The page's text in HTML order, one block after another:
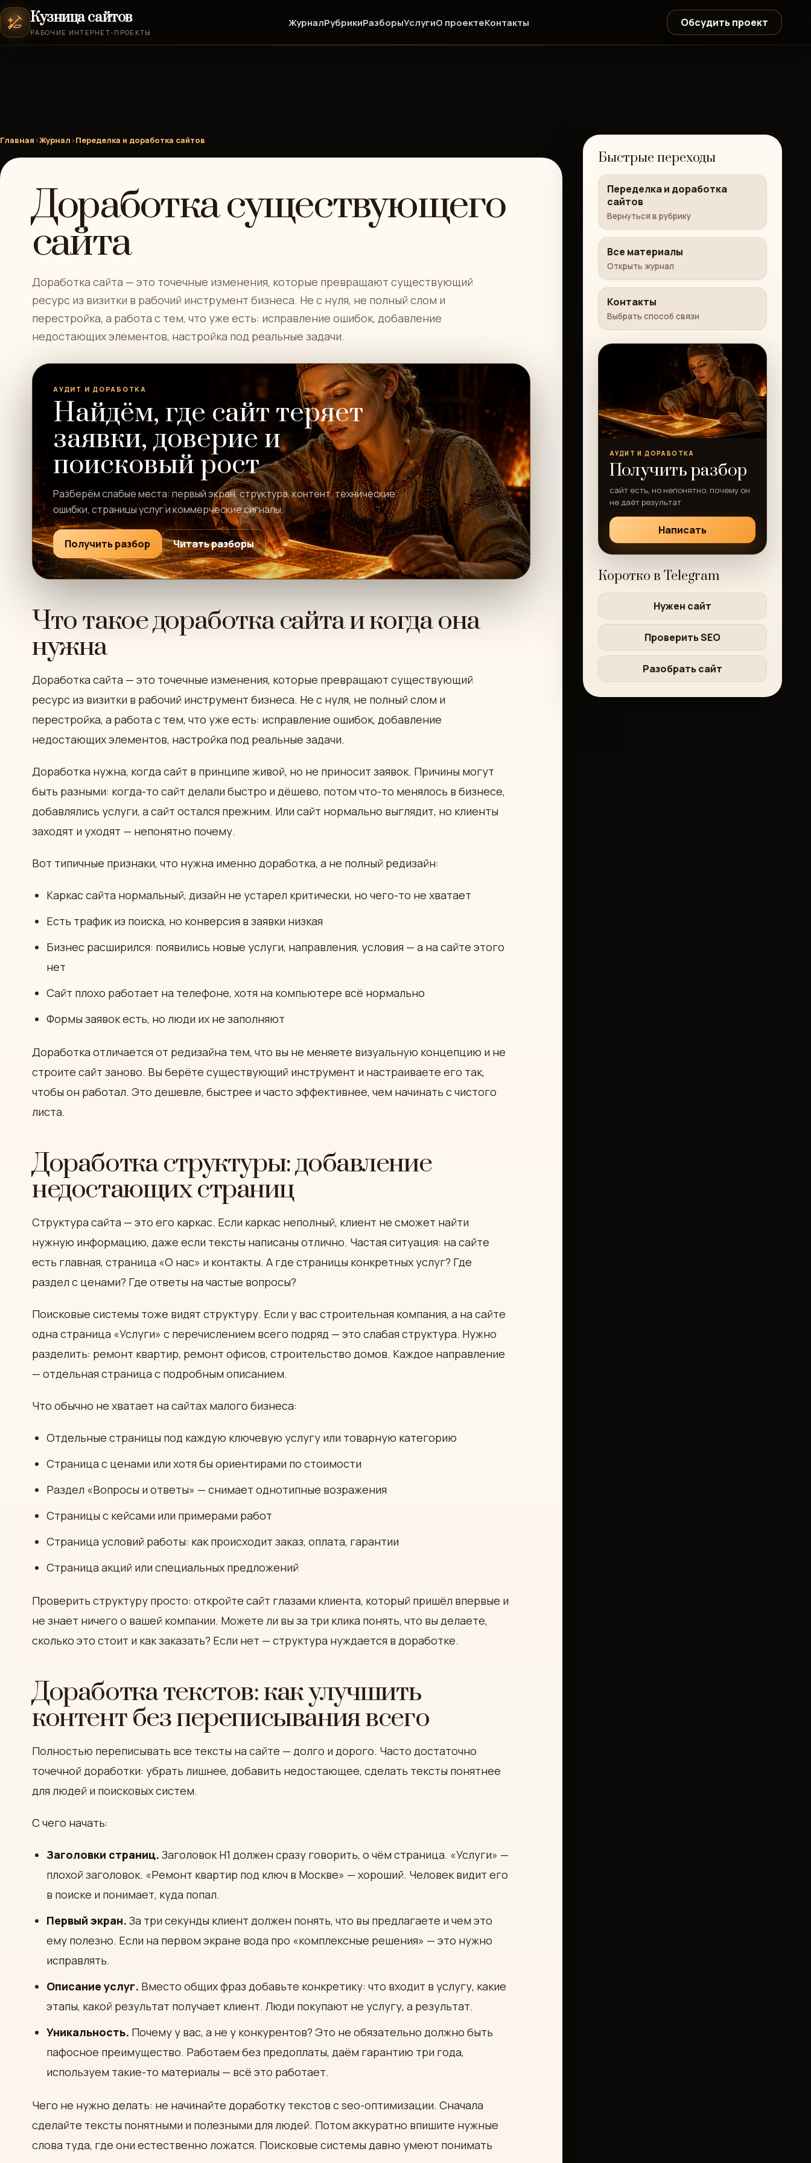
Кузница сайтов
РАБОЧИЕ ИНТЕРНЕТ-ПРОЕКТЫ
ЖурналРубрикиРазборыУслугиО проектеКонтакты Обсудить проект
Главная›Журнал›Переделка и доработка сайтов
Доработка существующего
сайта
Доработка сайта — это точечные изменения, которые превращают существующий
ресурс из визитки в рабочий инструмент бизнеса. Не с нуля, не полный слом и
перестройка, а работа с тем, что уже есть: исправление ошибок, добавление
недостающих элементов, настройка под реальные задачи.
АУДИТ И ДОРАБОТКА
Найдём, где сайт теряет
заявки, доверие и
поисковый рост
Разберём слабые места: первый экран, структура, контент, технические
ошибки, страницы услуг и коммерческие сигналы.
Получить разбор Читать разборы
Что такое доработка сайта и когда она
нужна
Доработка сайта — это точечные изменения, которые превращают существующий
ресурс из визитки в рабочий инструмент бизнеса. Не с нуля, не полный слом и
перестройка, а работа с тем, что уже есть: исправление ошибок, добавление
недостающих элементов, настройка под реальные задачи.
Доработка нужна, когда сайт в принципе живой, но не приносит заявок. Причины могут
быть разными: когда-то сайт делали быстро и дёшево, потом что-то менялось в бизнесе,
добавлялись услуги, а сайт остался прежним. Или сайт нормально выглядит, но клиенты
заходят и уходят — непонятно почему.
Вот типичные признаки, что нужна именно доработка, а не полный редизайн:
Каркас сайта нормальный, дизайн не устарел критически, но чего-то не хватает
Есть трафик из поиска, но конверсия в заявки низкая
Бизнес расширился: появились новые услуги, направления, условия — а на сайте этого
нет
Сайт плохо работает на телефоне, хотя на компьютере всё нормально
Формы заявок есть, но люди их не заполняют
Доработка отличается от редизайна тем, что вы не меняете визуальную концепцию и не
строите сайт заново. Вы берёте существующий инструмент и настраиваете его так,
чтобы он работал. Это дешевле, быстрее и часто эффективнее, чем начинать с чистого
листа.
Доработка структуры: добавление
недостающих страниц
Структура сайта — это его каркас. Если каркас неполный, клиент не сможет найти
нужную информацию, даже если тексты написаны отлично. Частая ситуация: на сайте
есть главная, страница «О нас» и контакты. А где страницы конкретных услуг? Где
раздел с ценами? Где ответы на частые вопросы?
Поисковые системы тоже видят структуру. Если у вас строительная компания, а на сайте
одна страница «Услуги» с перечислением всего подряд — это слабая структура. Нужно
разделить: ремонт квартир, ремонт офисов, строительство домов. Каждое направление
— отдельная страница с подробным описанием.
Что обычно не хватает на сайтах малого бизнеса:
Отдельные страницы под каждую ключевую услугу или товарную категорию
Страница с ценами или хотя бы ориентирами по стоимости
Раздел «Вопросы и ответы» — снимает однотипные возражения
Страницы с кейсами или примерами работ
Страница условий работы: как происходит заказ, оплата, гарантии
Страница акций или специальных предложений
Проверить структуру просто: откройте сайт глазами клиента, который пришёл впервые и
не знает ничего о вашей компании. Можете ли вы за три клика понять, что вы делаете,
сколько это стоит и как заказать? Если нет — структура нуждается в доработке.
Доработка текстов: как улучшить
контент без переписывания всего
Полностью переписывать все тексты на сайте — долго и дорого. Часто достаточно
точечной доработки: убрать лишнее, добавить недостающее, сделать тексты понятнее
для людей и поисковых систем.
С чего начать:
Заголовки страниц. Заголовок H1 должен сразу говорить, о чём страница. «Услуги» —
плохой заголовок. «Ремонт квартир под ключ в Москве» — хороший. Человек видит его
в поиске и понимает, куда попал.
Первый экран. За три секунды клиент должен понять, что вы предлагаете и чем это
ему полезно. Если на первом экране вода про «комплексные решения» — это нужно
исправлять.
Описание услуг. Вместо общих фраз добавьте конкретику: что входит в услугу, какие
этапы, какой результат получает клиент. Люди покупают не услугу, а результат.
Уникальность. Почему у вас, а не у конкурентов? Это не обязательно должно быть
пафосное преимущество. Работаем без предоплаты, даём гарантию три года,
используем такие-то материалы — всё это работает.
Чего не нужно делать: не начинайте доработку текстов с seo-оптимизации. Сначала
сделайте тексты понятными и полезными для людей. Потом аккуратно впишите нужные
слова туда, где они естественно ложатся. Поисковые системы давно умеют понимать
Быстрые переходы
Переделка и доработка
сайтов
Вернуться в рубрику
Все материалы
Открыть журнал
Контакты
Выбрать способ связи
АУДИТ И ДОРАБОТКА
Получить разбор
сайт есть, но непонятно, почему он
не даёт результат
Написать
Коротко в Telegram
Нужен сайт
Проверить SEO
Разобрать сайт